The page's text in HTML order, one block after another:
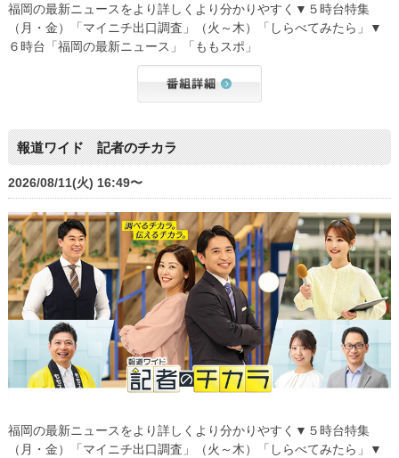
福岡の最新ニュースをより詳しくより分かりやすく▼５時台特集
（月・金）「マイニチ出口調査」（火～木）「しらべてみたら」▼
６時台「福岡の最新ニュース」「ももスポ」
報道ワイド 記者のチカラ
2026/08/11(火) 16:49〜
福岡の最新ニュースをより詳しくより分かりやすく▼５時台特集
（月・金）「マイニチ出口調査」（火～木）「しらべてみたら」▼